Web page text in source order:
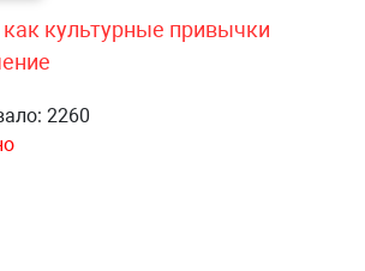
культурные привычки
2260